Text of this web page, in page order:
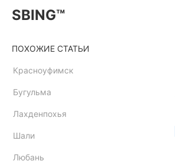
SBING™
ПОХОЖИЕ СТАТЬИ
Красноуфимск
Бугульма
Лахденпохья
Шали
Любань